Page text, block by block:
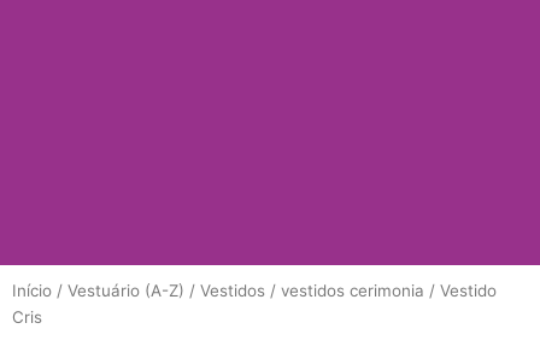
Início / Vestuário (A-Z) / Vestidos / vestidos cerimonia / Vestido
Cris